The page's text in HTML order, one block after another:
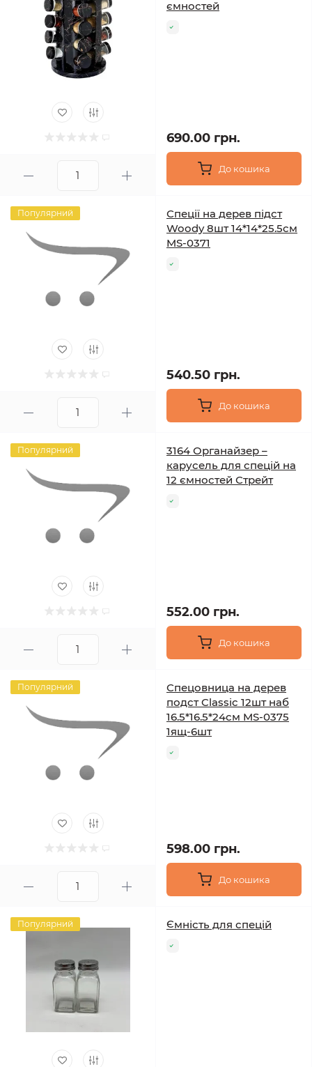
ємностей
690.00 грн.
До кошика
Популярний
Спеції на дерев підст
Woody 8шт 14*14*25.5см
MS-0371
540.50 грн.
До кошика
Популярний
3164 Органайзер –
карусель для спецій на
12 ємностей Стрейт
552.00 грн.
До кошика
Популярний
Спецовница на дерев
подст Classic 12шт наб
16.5*16.5*24см MS-0375
1ящ-6шт
598.00 грн.
До кошика
Популярний Ємність для спецій